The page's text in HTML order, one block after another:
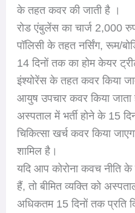
के तहत कवर की जाती है ।
रोड एंबुलेंस का चार्ज 2,000
पॉलिसी के तहत नर्सिंग, रूम/
14 दिनों तक का होम केयर
इंश्योरेंस के तहत कवर किया
आयुष उपचार कवर किया जाता
अस्पताल में भर्ती होने के 15
चिकित्सा खर्च कवर किया
शामिल है।
यदि आप कोरोना कवच नीति
हैं, तो बीमित व्यक्ति को
अधिकतम 15 दिनों तक प्रति